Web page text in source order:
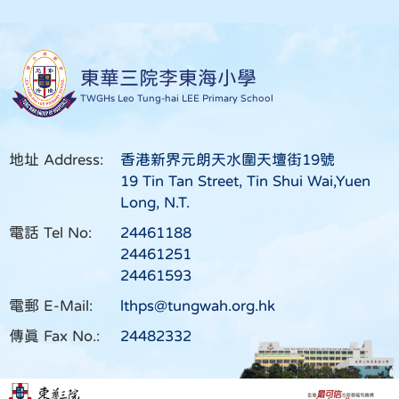
東華三院李東海小學
TWGHs Leo Tung-hai LEE Primary School
地址 Address:
香港新界元朗天水圍天壇街19號
19 Tin Tan Street, Tin Shui Wai,Yuen
Long, N.T.
電話 Tel No:
24461188
24461251
24461593
電郵 E-Mail:
lthps@tungwah.org.hk
傳真 Fax No.:
24482332